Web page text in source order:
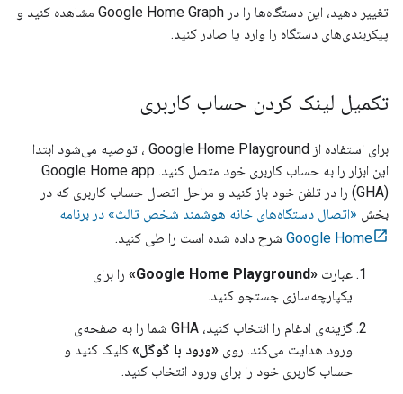
تغییر دهید، این دستگاه‌ها را در Google Home Graph مشاهده کنید و
پیکربندی‌های دستگاه را وارد یا صادر کنید.
تکمیل لینک کردن حساب کاربری
برای استفاده از Google Home Playground ، توصیه می‌شود ابتدا
این ابزار را به حساب کاربری خود متصل کنید. Google Home app
(GHA) را در تلفن خود باز کنید و مراحل اتصال حساب کاربری که در
بخش «اتصال دستگاه‌های خانه هوشمند شخص ثالث» در برنامه
Google Home شرح داده شده است را طی کنید.
عبارت «Google Home Playground»
را برای
یکپارچه‌سازی جستجو کنید.
گزینه‌ی ادغام را انتخاب کنید، GHA شما را به صفحه‌ی
ورود هدایت می‌کند. روی «ورود با گوگل» کلیک کنید و
حساب کاربری خود را برای ورود انتخاب کنید.